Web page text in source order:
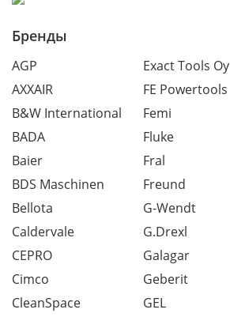
Бренды
AGP
AXXAIR
B&W International
BADA
Baier
BDS Maschinen
Bellota
Caldervale
CEPRO
Cimco
CleanSpace
Exact Tools Oy
FE Powertools
Femi
Fluke
Fral
Freund
G-Wendt
G.Drexl
Galagar
Geberit
GEL